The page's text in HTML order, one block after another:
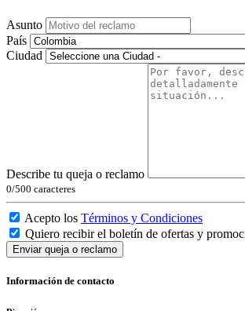
Asunto
País
Ciudad
Describe tu queja o reclamo
0/500 caracteres
Acepto los Términos y Condiciones
Quiero recibir el boletín de ofertas y
Enviar queja o reclamo
Información de contacto